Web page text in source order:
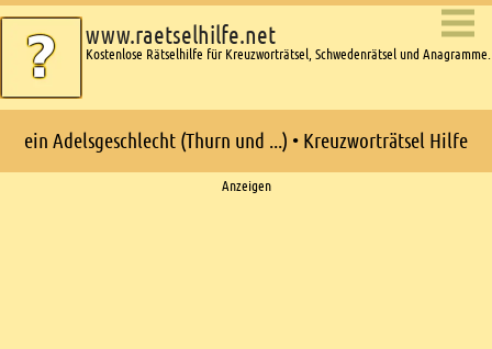
www.raetselhilfe.net
Kostenlose Rätselhilfe für Kreuzworträtsel, Schwedenrätsel und Anagramme.
ein Adelsgeschlecht (Thurn und ...) • Kreuzworträtsel Hilfe
Anzeigen